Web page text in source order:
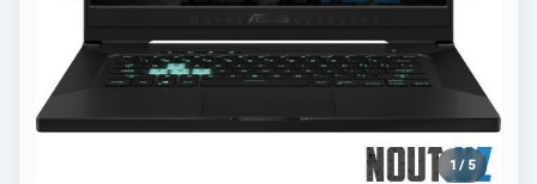
1 / 5